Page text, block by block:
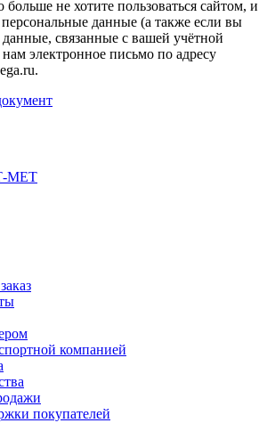
не хотите пользоваться сайтом, и
персональные данные (а также если вы
данные, связанные с вашей учётной
электронное письмо по адресу
МЕТ
компанией
покупателей